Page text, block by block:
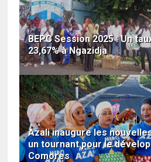
BEPC Session 2025 : Un
23,67% à Ngazidja
Azali inaugure les
un tournant pour le
Comores